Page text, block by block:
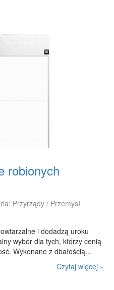
robionych
Przyrządy / Przemysł
i dodadzą uroku
wybór dla tych, którzy cenią
Wykonane z dbałością...
Czytaj więcej »